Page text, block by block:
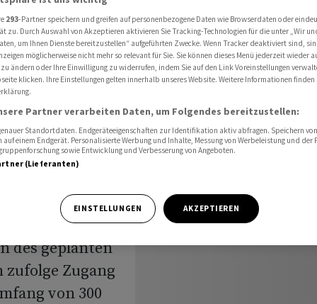
in Aussicht
in
des geplanten
zufolge Zugang
von 300
293-Partner speichern und greifen auf personenbezogene Daten wie Browserdaten oder
zu. Durch Auswahl von Akzeptieren aktivieren Sie Tracking-Technologien für die unter „Wir
um Ihnen Dienste bereitzustellen“ aufgeführten Zwecke. Wenn Tracker deaktiviert sind,
möglicherweise nicht mehr so relevant für Sie. Sie können dieses Menü jederzeit wieder
ändern oder Ihre Einwilligung zu widerrufen, indem Sie auf den Link Voreinstellungen
klicken. Ihre Einstellungen gelten innerhalb unseres Website. Weitere Informationen finden
Partner verarbeiten Daten, um Folgendes bereitzustellen:
Standortdaten. Endgeräteeigenschaften zur Identifikation aktiv abfragen. Speichern
einem Endgerät. Personalisierte Werbung und Inhalte, Messung von Werbeleistung und der
sowie Entwicklung und Verbesserung von Angeboten.
(Lieferanten)
EINSTELLUNGEN AKZEPTIEREN